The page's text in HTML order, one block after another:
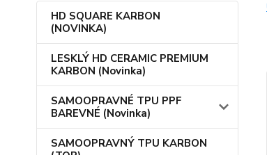
HD SQUARE KARBON
(NOVINKA)
LESKLÝ HD CERAMIC PREMIUM
KARBON (Novinka)
SAMOOPRAVNÉ TPU PPF
BAREVNÉ (Novinka)
SAMOOPRAVNÝ TPU KARBON